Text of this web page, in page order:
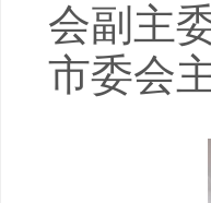
会副主
市委会